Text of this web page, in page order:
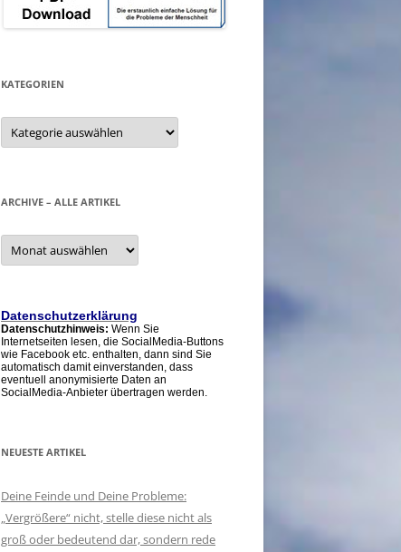
KATEGORIEN
Kategorien
ARCHIVE – ALLE ARTIKEL
Archive
alle
Datenschutzerklärung
Datenschutzhinweis: Wenn Sie
Internetseiten lesen, die SocialMedia-Buttons
wie Facebook etc. enthalten, dann sind Sie
automatisch damit einverstanden, dass
eventuell anonymisierte Daten an
SocialMedia-Anbieter übertragen werden.
NEUESTE ARTIKEL
Deine Feinde und Deine Probleme:
„Vergrößere“ nicht, stelle diese nicht als
groß oder bedeutend dar, sondern rede